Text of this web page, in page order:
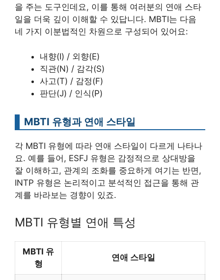
을 주는 도구인데요, 이를 통해 여러분의 연애 스타
일을 더욱 깊이 이해할 수 있답니다. MBTI는 다음
네 가지 이분법적인 차원으로 구성되어 있어요:
내향(I) / 외향(E)
직관(N) / 감각(S)
사고(T) / 감정(F)
판단(J) / 인식(P)
MBTI 유형과 연애 스타일
각 MBTI 유형에 따라 연애 스타일이 다르게 나타나
요. 예를 들어, ESFJ 유형은 감정적으로 상대방을
잘 이해하고, 관계의 조화를 중요하게 여기는 반면,
INTP 유형은 논리적이고 분석적인 접근을 통해 관
계를 바라보는 경향이 있죠.
MBTI 유형별 연애 특성
MBTI 유
형
연애 스타일